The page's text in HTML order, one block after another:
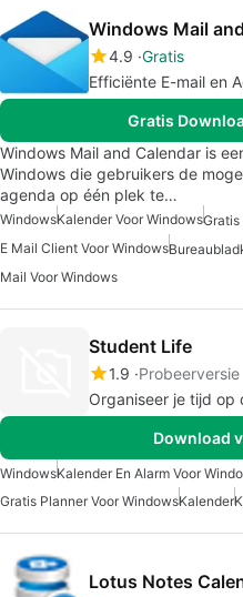
Windows Mail
4.9 Gratis
Efficiënte E-mail en
Gratis
Windows Mail and Calendar is
Windows die gebruikers de
agenda op één plek te…
WindowsKalender Voor Windows
E Mail Client Voor Windows
Mail Voor Windows
Student Life
1.9 Probeerversie
Organiseer je tijd op
Download
WindowsKalender En Alarm Voor
Gratis Planner Voor WindowsKalender
Lotus Notes